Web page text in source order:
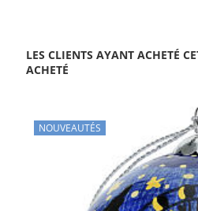
LES CLIENTS AYANT ACHETÉ
ACHETÉ
NOUVEAUTÉS